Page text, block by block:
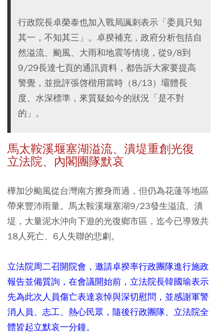
行政院長卓榮泰也加入戰局諷刺表示「委員只知
其一，不知其三」。卓揆補充，政府分析包括自
然溢流、颱風、大雨和地震等情境，從9/8到
9/29長達七頁的通訊資料，都告訴大家要提高
警覺，並批評張啓楷用當時（8/13）壩體長
度、水深標準，來質疑如今的狀況「是不對
的」。
馬太鞍溪堰塞湖溢流、潰堤重創光復
立法院、內閣團隊默哀
樺加沙颱風從台灣南方擦身而過，但仍為花蓮等地區
帶來豐沛雨量。馬太鞍溪堰塞湖9/23發生溢流、潰
堤，大量泥水沖向下遊的光復鄉市區，迄今已導致共
18人死亡、6人失聯的悲劇。
立法院周二召開院會，邀請卓揆率行政團隊進行施政
報告並備質詢，在會議開始前，立法院長韓國瑜表示
先為此次人員傷亡表達哀悼與深切慰問，並感謝軍警
消人員、志工、熱心民眾，隨後行政團隊、立法院全
體皆起立默哀一分鐘。